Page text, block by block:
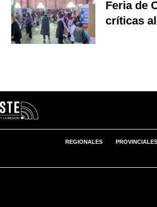
Feria de
críticas
REGIONALES PROVINCIALES